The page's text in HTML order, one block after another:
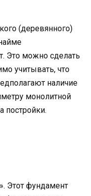
(деревянного)
Это можно сделать
учитывать, что
наличие
монолитной
постройки.
Этот фундамент